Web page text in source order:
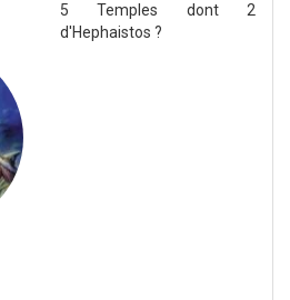
5 Temples dont 2
d'Hephaistos ?